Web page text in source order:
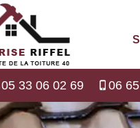
05 33 06 02 69 06